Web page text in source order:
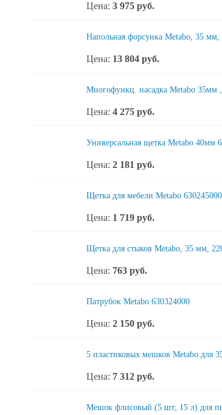
Цена: 3 975 руб.
Напольная форсунка Metabo, 35
Цена: 13 804 руб.
Многофункц. насадка Metabo 35мм
Цена: 4 275 руб.
Универсальная щетка Metabo 40мм
Цена: 2 181 руб.
Щетка для мебели Metabo 630245000
Цена: 1 719 руб.
Щетка для стыков Metabo, 35 мм,
Цена: 763 руб.
Патрубок Metabo 630324000
Цена: 2 150 руб.
5 пластиковых мешков Metabo для
Цена: 7 312 руб.
Мешок флисовый (5 шт; 15 л) для